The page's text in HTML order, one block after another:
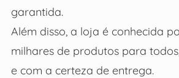
garantida.
Além disso, a loja é conhecida
milhares de produtos para
e com a certeza de entrega.